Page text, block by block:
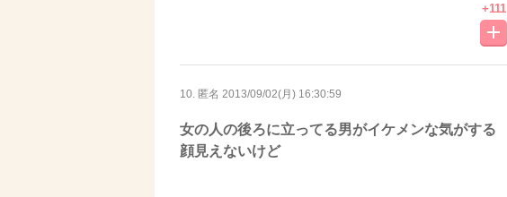
+111
10. 匿名 2013/09/02(月) 16:30:59
女の人の後ろに立ってる男がイケメンな気がする
顔見えないけど